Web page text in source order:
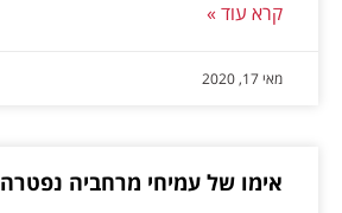
קרא עוד »
מאי 17, 2020
אימו של עמיחי מרחביה נפטרה